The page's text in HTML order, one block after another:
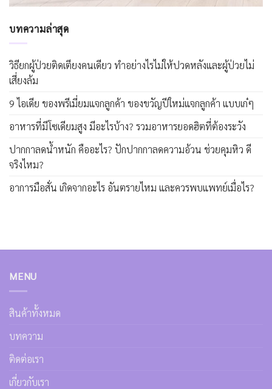
บทความล่าสุด
วิธียกผู้ป่วยติดเตียงคนเดียว ทำอย่างไรไม่ให้ปวดหลังและผู้ป่วยไม่
เสี่ยงล้ม
9 ไอเดีย ของพรีเมี่ยมแจกลูกค้า ของขวัญปีใหม่แจกลูกค้า แบบเก๋ๆ
อาหารที่มีโซเดียมสูง มีอะไรบ้าง? รวมอาหารยอดฮิตที่ต้องระวัง
ปากกาลดน้ำหนัก คืออะไร? ปักปากกาลดความอ้วน ช่วยคุมหิว ดี
จริงไหม?
อาการมือสั่น เกิดจากอะไร อันตรายไหม และควรพบแพทย์เมื่อไร?
MENU
สินค้าทั้งหมด
บทความ
ติดต่อเรา
เกี่ยวกับเรา